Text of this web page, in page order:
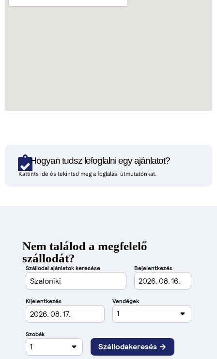
Hogyan tudsz lefoglalni egy ajánlatot?
Kattints ide és tekintsd meg a foglalási útmutatónkat.
Nem találod a megfelelő
szállodát?